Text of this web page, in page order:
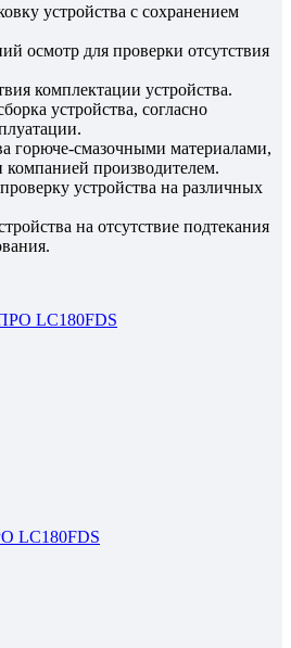
устройства с сохранением
осмотр для проверки отсутствия
комплектации устройства.
устройства, согласно
горюче-смазочными материалами,
производителем.
устройства на различных
на отсутствие подтекания
LC180FDS